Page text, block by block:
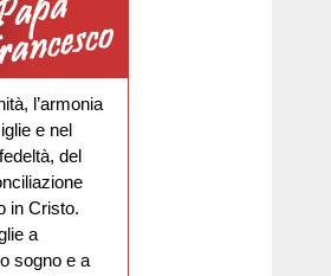
l’armonia
e nel
del
in Cristo.
a
sogno e a